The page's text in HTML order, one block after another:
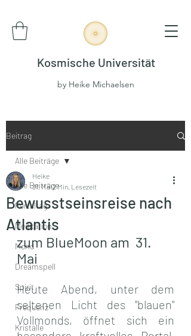
Kosmische Universität
by Heike Michaelsen
Beitrag
Alle Beiträge
Portaltag
Meditation
Mond
Dreamspell
Spirit
Frequenz
Kristalle
Alle Beiträge
Bewusstseinsreise nach
Atlantis
Heike
31. Mai2 Min. Lesezeit
zum BlueMoon am  31.
Mai
Heute Abend, unter dem
seltenen Licht des "blauen"
Vollmonds, öffnet sich ein